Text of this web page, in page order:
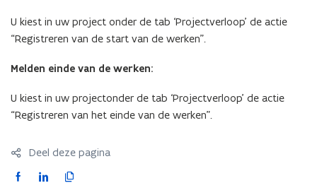
U kiest in uw project onder de tab ‘Projectverloop’ de actie
“Registreren van de start van de werken”.
Melden einde van de werken:
U kiest in uw projectonder de tab ‘Projectverloop’ de actie
“Registreren van het einde van de werken”.
Deel deze pagina
F
L
K